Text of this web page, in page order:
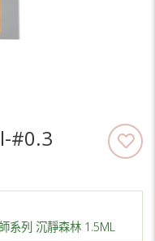
#0.3
系列 沉靜森林 1.5ML